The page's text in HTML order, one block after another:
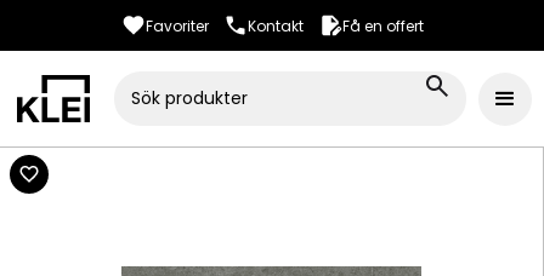
Favoriter Kontakt Få en offert